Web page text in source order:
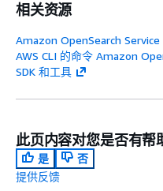
相关资源
Amazon OpenSearch Service
AWS CLI 的命令 Amazon
SDK 和工具
此页内容对您是否有帮
是
否
提供反馈